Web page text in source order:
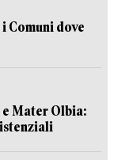
Comuni dove
Mater Olbia: